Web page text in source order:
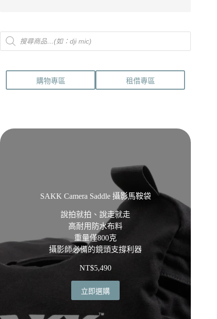
Products
search
購物專區 租借專區
SAKK Camera Saddle 攝影馬鞍袋
說拍就拍、說走就走
高耐用防水布料
重量僅800克
攝影師必備的鏡頭支撐利器
NT$5,490
立即選購